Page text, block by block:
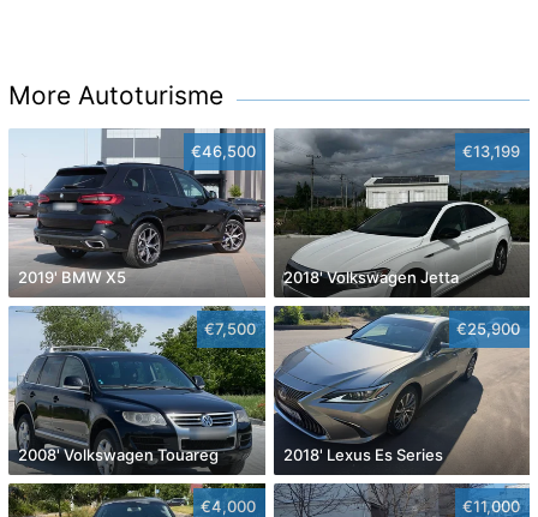
More Autoturisme
€46,500
2019' BMW X5
€13,199
2018' Volkswagen Jetta
€7,500
2008' Volkswagen Touareg
€25,900
2018' Lexus Es Series
€4,000 €11,000